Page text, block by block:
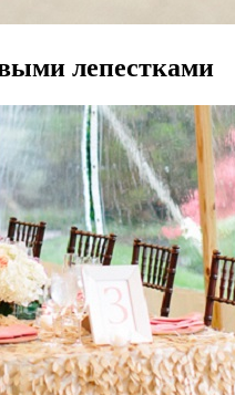
лепестками